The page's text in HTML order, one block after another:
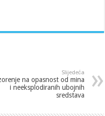
Slijedeća
na opasnost od mina
i neeksplodiranih ubojnih
sredstava